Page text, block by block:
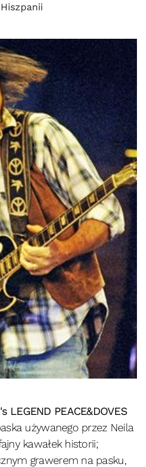
LEGEND PEACE&DOVES
używanego przez Neila
kawałek historii;
grawerem na pasku,